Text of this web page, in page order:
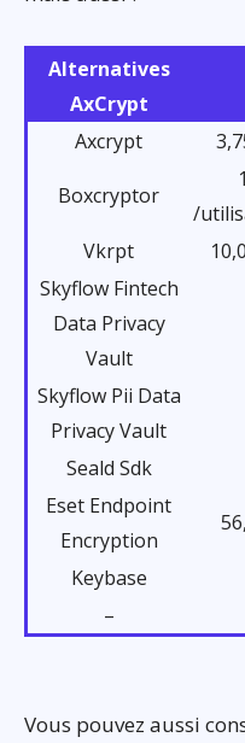
Alternatives
AxCrypt
Axcrypt
Boxcryptor
/
Vkrpt
Skyflow Fintech
Data Privacy
Vault
Skyflow Pii Data
Privacy Vault
Seald Sdk
Eset Endpoint
Encryption
Keybase
–
Vous pouvez aussi